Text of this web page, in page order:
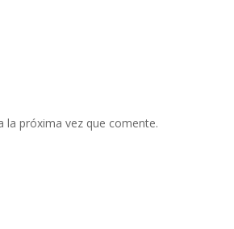
la próxima vez que comente.